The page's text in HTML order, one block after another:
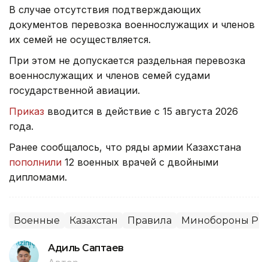
В случае отсутствия подтверждающих
документов перевозка военнослужащих и членов
их семей не осуществляется.
При этом не допускается раздельная перевозка
военнослужащих и членов семей судами
государственной авиации.
Приказ вводится в действие с 15 августа 2026
года.
Ранее сообщалось, что ряды армии Казахстана
пополнили 12 военных врачей с двойными
дипломами.
Военные Казахстан Правила Минобороны РК
Адиль Саптаев